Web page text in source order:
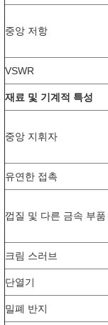
중앙 저항
VSWR
재료 및 기계적 특성
중앙 지휘자
유연한 접촉
껍질 및 다른 금속 부품
크림 스러브
단열기
밀폐 반지